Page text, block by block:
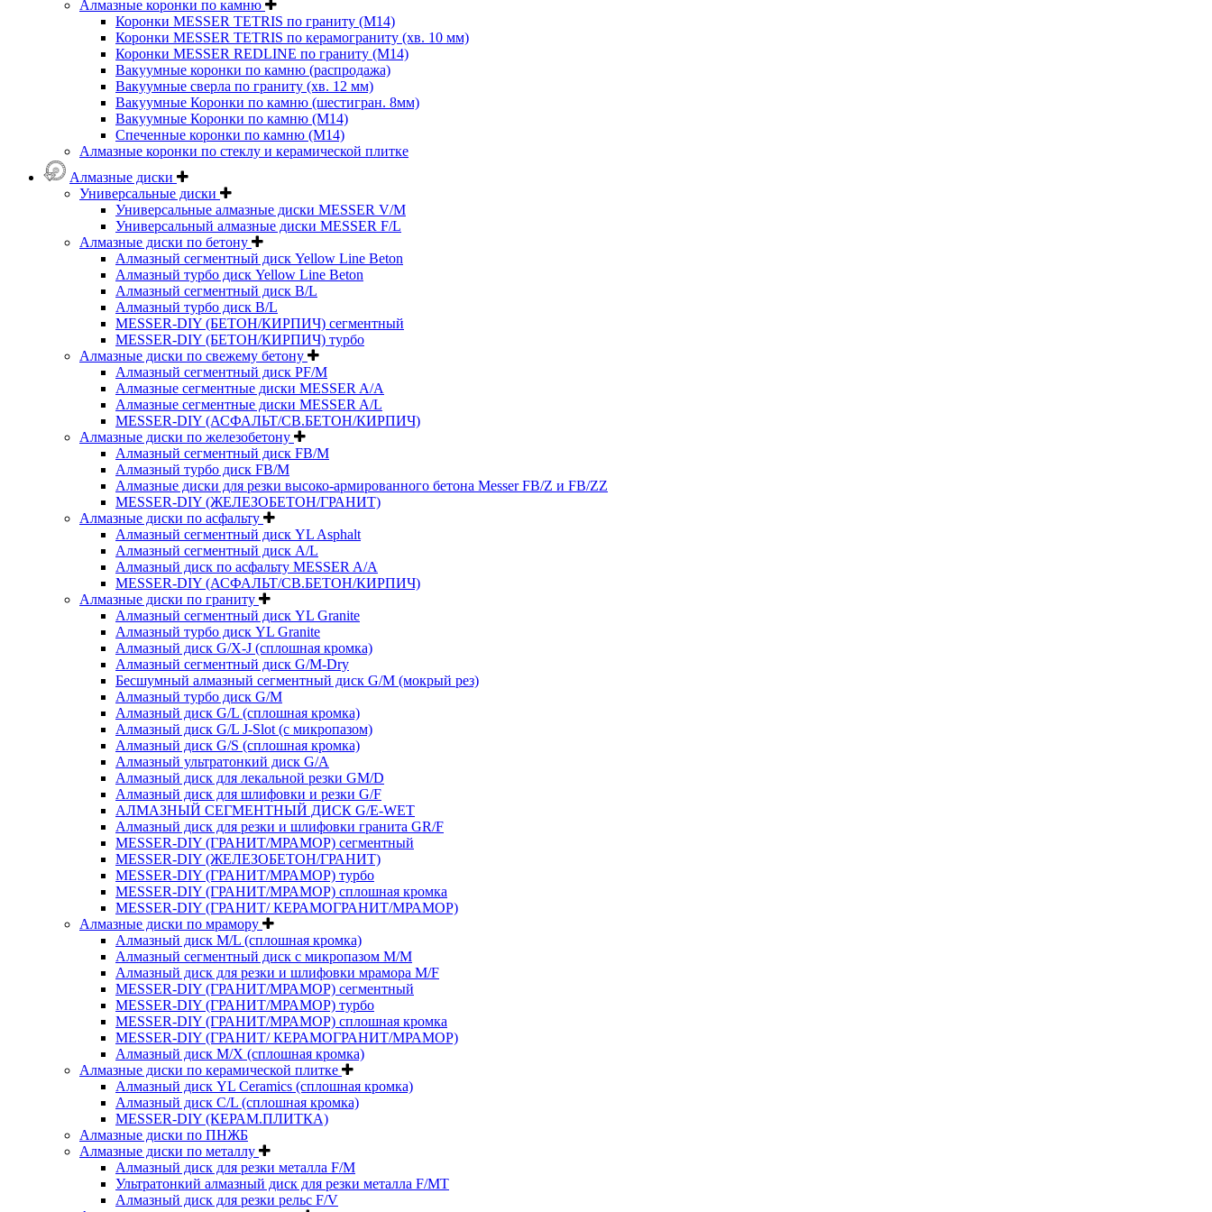
Алмазные коронки по камню
Коронки MESSER TETRIS по граниту (М14)
Коронки MESSER TETRIS по керамограниту (хв. 10 мм)
Коронки MESSER REDLINE по граниту (М14)
Вакуумные коронки по камню (распродажа)
Вакуумные сверла по граниту (хв. 12 мм)
Вакуумные Коронки по камню (шестигран. 8мм)
Вакуумные Коронки по камню (M14)
Спеченные коронки по камню (M14)
Алмазные коронки по стеклу и керамической плитке
Алмазные диски
Универсальные диски
Универсальные алмазные диски MESSER V/M
Универсальный алмазные диски MESSER F/L
Алмазные диски по бетону
Алмазный сегментный диск Yellow Line Beton
Алмазный турбо диск Yellow Line Beton
Алмазный сегментный диск B/L
Алмазный турбо диск B/L
MESSER-DIY (БЕТОН/КИРПИЧ) сегментный
MESSER-DIY (БЕТОН/КИРПИЧ) турбо
Алмазные диски по свежему бетону
Алмазный сегментный диск PF/M
Алмазные сегментные диски MESSER A/A
Алмазные сегментные диски MESSER A/L
MESSER-DIY (АСФАЛЬТ/СВ.БЕТОН/КИРПИЧ)
Алмазные диски по железобетону
Алмазный сегментный диск FB/M
Алмазный турбо диск FB/M
Алмазные диски для резки высоко-армированного бетона Messer FB/Z и FB/ZZ
MESSER-DIY (ЖЕЛЕЗОБЕТОН/ГРАНИТ)
Алмазные диски по асфальту
Алмазный сегментный диск YL Asphalt
Алмазный сегментный диск A/L
Алмазный диск по асфальту MESSER A/A
MESSER-DIY (АСФАЛЬТ/СВ.БЕТОН/КИРПИЧ)
Алмазные диски по граниту
Алмазный сегментный диск YL Granite
Алмазный турбо диск YL Granite
Алмазный диск G/X-J (сплошная кромка)
Алмазный сегментный диск G/M-Dry
Бесшумный алмазный сегментный диск G/M (мокрый рез)
Алмазный турбо диск G/M
Алмазный диск G/L (сплошная кромка)
Алмазный диск G/L J-Slot (с микропазом)
Алмазный диск G/S (сплошная кромка)
Алмазный ультратонкий диск G/A
Алмазный диск для лекальной резки GM/D
Алмазный диск для шлифовки и резки G/F
АЛМАЗНЫЙ СЕГМЕНТНЫЙ ДИСК G/E-WET
Алмазный диск для резки и шлифовки гранита GR/F
MESSER-DIY (ГРАНИТ/МРАМОР) сегментный
MESSER-DIY (ЖЕЛЕЗОБЕТОН/ГРАНИТ)
MESSER-DIY (ГРАНИТ/МРАМОР) турбо
MESSER-DIY (ГРАНИТ/МРАМОР) сплошная кромка
MESSER-DIY (ГРАНИТ/ КЕРАМОГРАНИТ/МРАМОР)
Алмазные диски по мрамору
Алмазный диск M/L (сплошная кромка)
Алмазный сегментный диск с микропазом M/M
Алмазный диск для резки и шлифовки мрамора M/F
MESSER-DIY (ГРАНИТ/МРАМОР) сегментный
MESSER-DIY (ГРАНИТ/МРАМОР) турбо
MESSER-DIY (ГРАНИТ/МРАМОР) сплошная кромка
MESSER-DIY (ГРАНИТ/ КЕРАМОГРАНИТ/МРАМОР)
Алмазный диск M/X (сплошная кромка)
Алмазные диски по керамической плитке
Алмазный диск YL Ceramics (сплошная кромка)
Алмазный диск C/L (сплошная кромка)
MESSER-DIY (КЕРАМ.ПЛИТКА)
Алмазные диски по ПНЖБ
Алмазные диски по металлу
Алмазный диск для резки металла F/M
Ультратонкий алмазный диск для резки металла F/MT
Алмазный диск для резки рельс F/V